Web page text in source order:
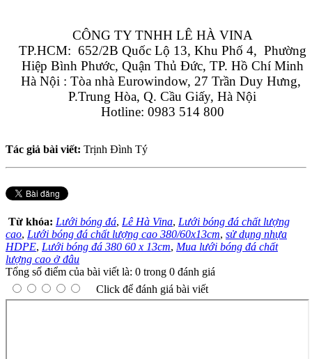
CÔNG TY TNHH LÊ HÀ VINA
TP.HCM:  652/2B Quốc Lộ 13, Khu Phố 4,  Phường
Hiệp Bình Phước, Quận Thủ Đức, TP. Hồ Chí Minh
Hà Nội : Tòa nhà Eurowindow, 27 Trần Duy Hưng,
P.Trung Hòa, Q. Cầu Giấy, Hà Nội
Hotline: 0983 514 800
Tác giả bài viết: Trịnh Đình Tý
Từ khóa: Lưới bóng đá, Lê Hà Vina, Lưới bóng đá chất lượng
cao, Lưới bóng đá chất lượng cao 380/60x13cm, sử dụng nhựa
HDPE, Lưới bóng đá 380 60 x 13cm, Mua lưới bóng đá chất
lượng cao ở đâu
Tổng số điểm của bài viết là: 0 trong 0 đánh giá
Click để đánh giá bài viết